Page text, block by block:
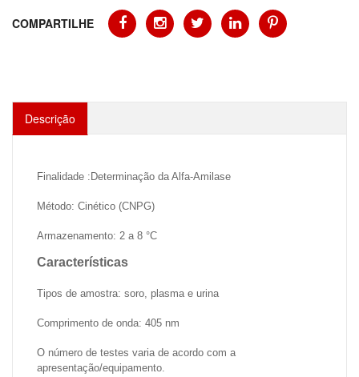
COMPARTILHE
Descrição
Finalidade :Determinação da Alfa-Amilase
Método: Cinético (CNPG)
Armazenamento: 2 a 8 °C
Características
Tipos de amostra: soro, plasma e urina
Comprimento de onda: 405 nm
O número de testes varia de acordo com a
apresentação/equipamento.